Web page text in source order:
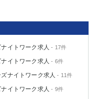
イトワーク求人 - 17件
イトワーク求人 - 6件
ナイトワーク求人 - 11件
イトワーク求人 - 9件